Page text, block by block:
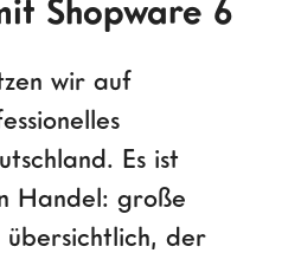
Shopware 6
wir auf
Es ist
Handel: große
der